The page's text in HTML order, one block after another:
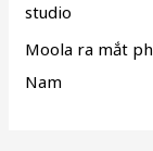
studio
Moola ra mắt
Nam